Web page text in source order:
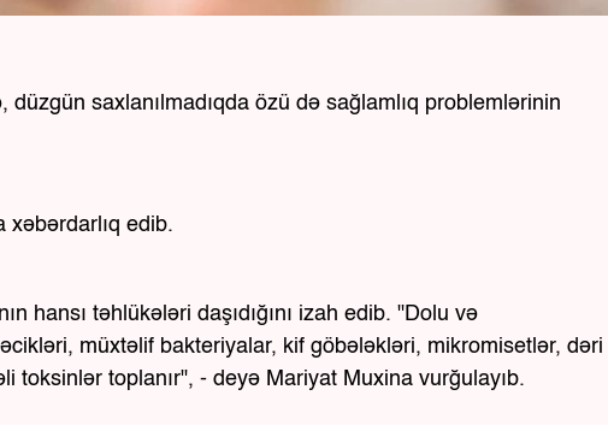
saxlanılmadıqda özü də sağlamlıq problemlərinin
xəbərdarlıq edib.
hansı təhlükələri daşıdığını izah edib. "Dolu və
müxtəlif bakteriyalar, kif göbələkləri, mikromisetlər, dəri
toksinlər toplanır", - deyə Mariyat Muxina vurğulayıb.